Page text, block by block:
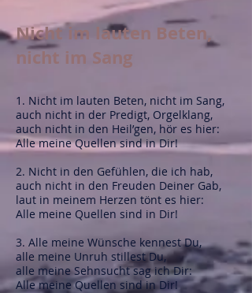
Nicht im lauten Beten,
nicht im Sang
1. Nicht im lauten Beten, nicht im Sang,
auch nicht in der Predigt, Orgelklang,
auch nicht in den Heil’gen, hör es hier:
Alle meine Quellen sind in Dir!
2. Nicht in den Gefühlen, die ich hab,
auch nicht in den Freuden Deiner Gab,
laut in meinem Herzen tönt es hier:
Alle meine Quellen sind in Dir!
3. Alle meine Wünsche kennest Du,
alle meine Unruh stillest Du,
alle meine Sehnsucht sag ich Dir:
Alle meine Quellen sind in Dir!